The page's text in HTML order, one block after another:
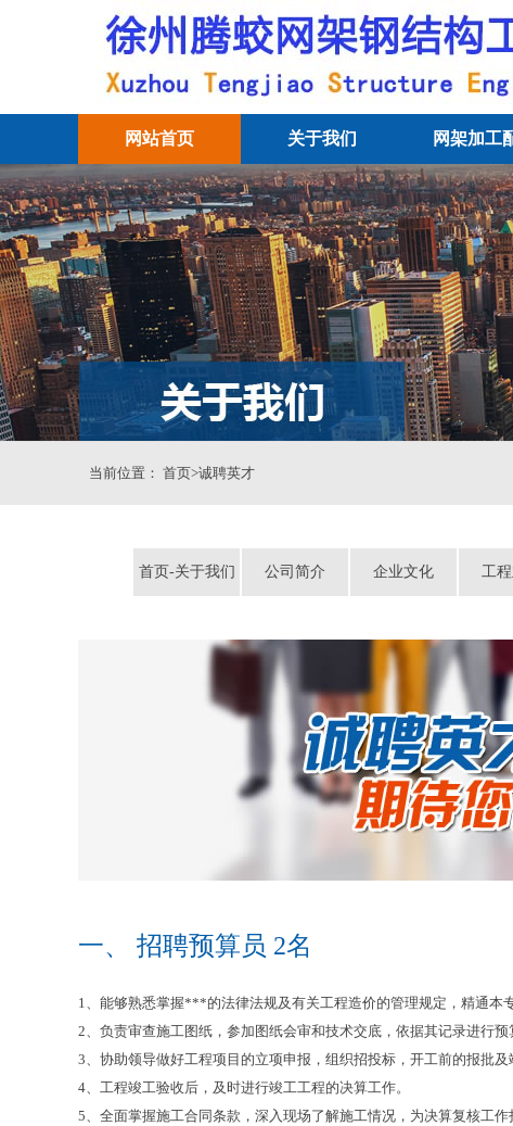
网站首页 关于我们 网架加工
当前位置： 首页>诚聘英才
首页-关于我们 公司简介 企业文化 工
一、 招聘预算员 2名
1、能够熟悉掌握***的法律法规及有关工程造价的管理规定，精通本
2、负责审查施工图纸，参加图纸会审和技术交底，依据其记录进行预
3、协助领导做好工程项目的立项申报，组织招投标，开工前的报批及
4、工程竣工验收后，及时进行竣工工程的决算工作。
5、全面掌握施工合同条款，深入现场了解施工情况，为决算复核工作